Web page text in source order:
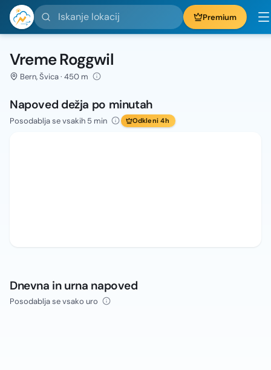
Iskanje lokacij Premium
Vreme Roggwil
Bern, Švica · 450 m
Napoved dežja po minutah
Posodablja se vsakih 5 min Odkleni 4h
Dnevna in urna napoved
Posodablja se vsako uro